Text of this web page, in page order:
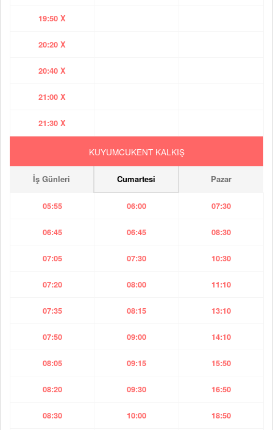
19:50 X
20:20 X
20:40 X
21:00 X
21:30 X
KUYUMCUKENT KALKIŞ
İş Günleri Cumartesi Pazar
05:55 06:00 07:30
06:45 06:45 08:30
07:05 07:30 10:30
07:20 08:00 11:10
07:35 08:15 13:10
07:50 09:00 14:10
08:05 09:15 15:50
08:20 09:30 16:50
08:30 10:00 18:50